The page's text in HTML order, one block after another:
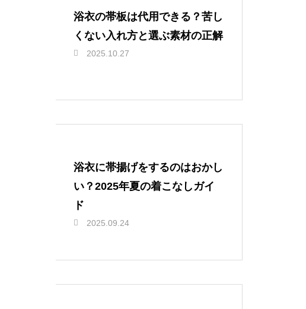
浴衣の帯板は代用できる？苦し
くない入れ方と選ぶ素材の正解
2025.10.27
浴衣に帯揚げをするのはおかし
い？2025年夏の着こなしガイ
ド
2025.09.24